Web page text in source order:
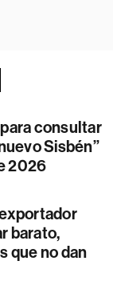
para consultar
Sisbén”
2026
barato,
que no dan